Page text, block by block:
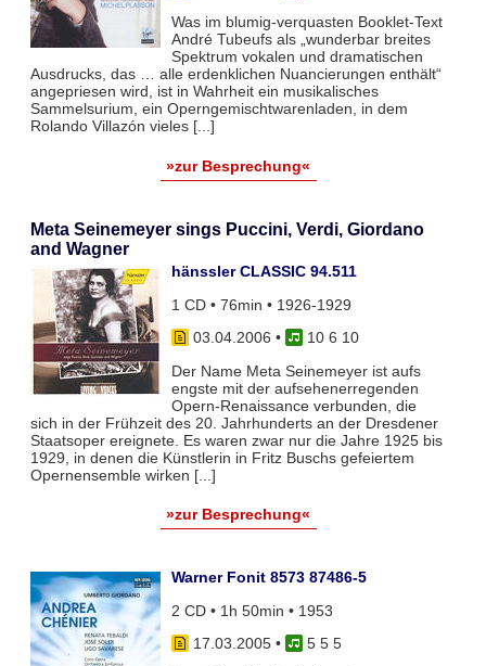
Was im blumig-verquasten Booklet-Text
André Tubeufs als „wunderbar breites
Spektrum vokalen und dramatischen
Ausdrucks, das … alle erdenklichen Nuancierungen enthält“
angepriesen wird, ist in Wahrheit ein musikalisches
Sammelsurium, ein Operngemischtwarenladen, in dem
Rolando Villazón vieles [...]
»zur Besprechung«
Meta Seinemeyer sings Puccini, Verdi, Giordano
and Wagner
hänssler CLASSIC 94.511
1 CD • 76min • 1926-1929
03.04.2006 •
10 6 10
Der Name Meta Seinemeyer ist aufs
engste mit der aufsehenerregenden
Opern-Renaissance verbunden, die
sich in der Frühzeit des 20. Jahrhunderts an der Dresdener
Staatsoper ereignete. Es waren zwar nur die Jahre 1925 bis
1929, in denen die Künstlerin in Fritz Buschs gefeiertem
Opernensemble wirken [...]
»zur Besprechung«
Warner Fonit 8573 87486-5
2 CD • 1h 50min • 1953
17.03.2005•
5 5 5